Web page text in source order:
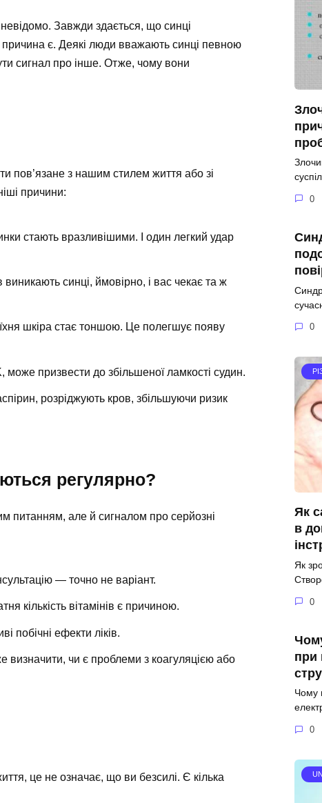
Завжди здається, що синці
причина є. Деякі люди вважають синці певною
сигнал про інше. Отже, чому вони
пов’язане з нашим стилем життя або зі
причини:
стають вразливішими. І один легкий удар
синці, ймовірно, і вас чекає та ж
шкіра стає тоншою. Це полегшує появу
може призвести до збільшеної ламкості судин.
розріджують кров, збільшуючи ризик
регулярно?
питанням, але й сигналом про серйозні
— точно не варіант.
кількість вітамінів є причиною.
побічні ефекти ліків.
визначити, чи є проблеми з коагуляцією або
це не означає, що ви безсилі. Є кілька
0
0
Як
в
Як
0
при
Чому
0